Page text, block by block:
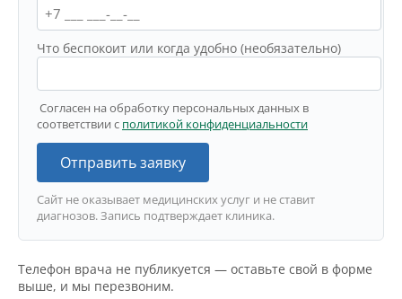
Что беспокоит или когда удобно (необязательно)
Согласен на обработку персональных данных в
соответствии с политикой конфиденциальности
Отправить заявку
Сайт не оказывает медицинских услуг и не ставит
диагнозов. Запись подтверждает клиника.
Телефон врача не публикуется — оставьте свой в форме
выше, и мы перезвоним.